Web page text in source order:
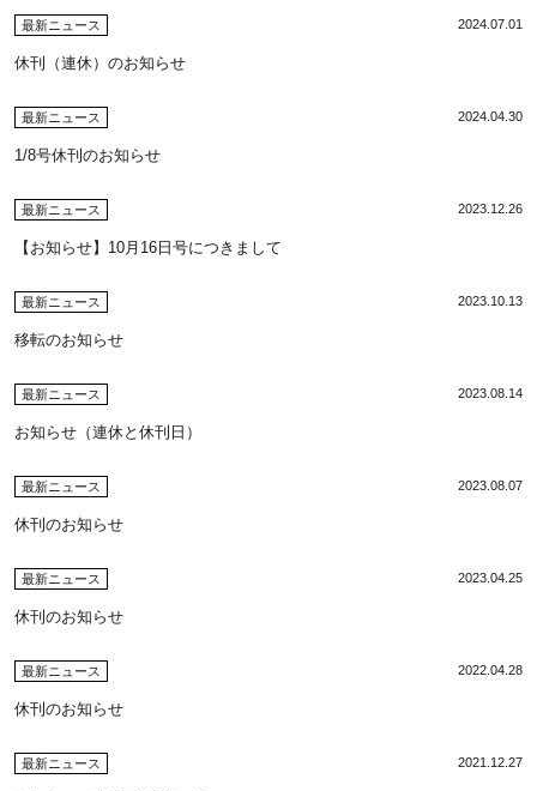
最新ニュース 2024.07.01
休刊（連休）のお知らせ
最新ニュース 2024.04.30
1/8号休刊のお知らせ
最新ニュース 2023.12.26
【お知らせ】10月16日号につきまして
最新ニュース 2023.10.13
移転のお知らせ
最新ニュース 2023.08.14
お知らせ（連休と休刊日）
最新ニュース 2023.08.07
休刊のお知らせ
最新ニュース 2023.04.25
休刊のお知らせ
最新ニュース 2022.04.28
休刊のお知らせ
最新ニュース 2021.12.27